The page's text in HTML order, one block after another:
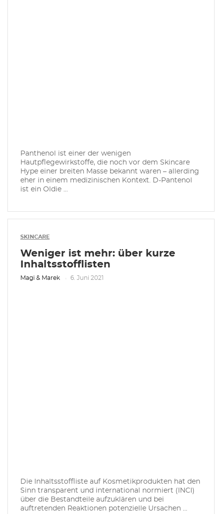
Panthenol ist einer der wenigen
Hautpflegewirkstoffe, die noch vor dem Skincare
Hype einer breiten Masse bekannt waren – allerding
eher in einem medizinischen Kontext. D-Pantenol
ist ein Oldie ...
SKINCARE
Weniger ist mehr: über kurze
Inhaltsstofflisten
Magi & Marek 6. Juni 2021
Die Inhaltsstoffliste auf Kosmetikprodukten hat den
Sinn transparent und international normiert (INCI)
über die Bestandteile aufzuklären und bei
auftretenden Reaktionen potenzielle Ursachen ...